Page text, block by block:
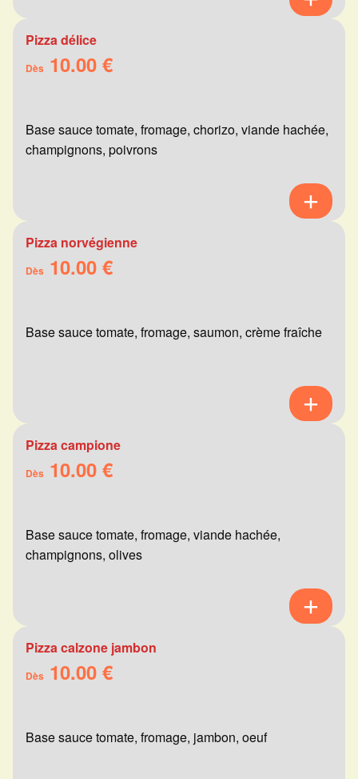
Pizza délice
Dès 10.00 €
Base sauce tomate, fromage, chorizo, viande hachée,
champignons, poivrons
Pizza norvégienne
Dès 10.00 €
Base sauce tomate, fromage, saumon, crème fraîche
Pizza campione
Dès 10.00 €
Base sauce tomate, fromage, viande hachée,
champignons, olives
Pizza calzone jambon
Dès 10.00 €
Base sauce tomate, fromage, jambon, oeuf